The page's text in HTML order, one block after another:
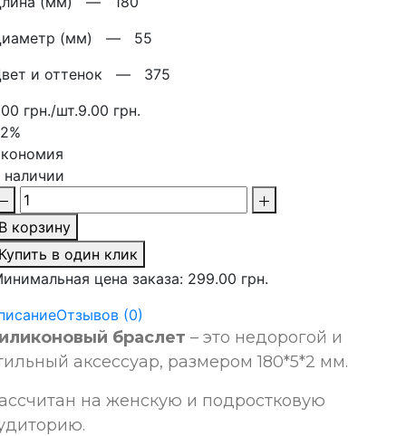
(мм) — 55
и оттенок — 375
грн./шт.9.00 грн.
наличии
корзину
в один клик
цена заказа: 299.00 грн.
Отзывов (0)
браслет – это недорогой и
аксессуар, размером 180*5*2 мм.
на женскую и подростковую
.